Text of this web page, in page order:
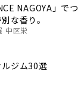
NAGOYA」でつ
な香り。
中区栄
ルジム30選